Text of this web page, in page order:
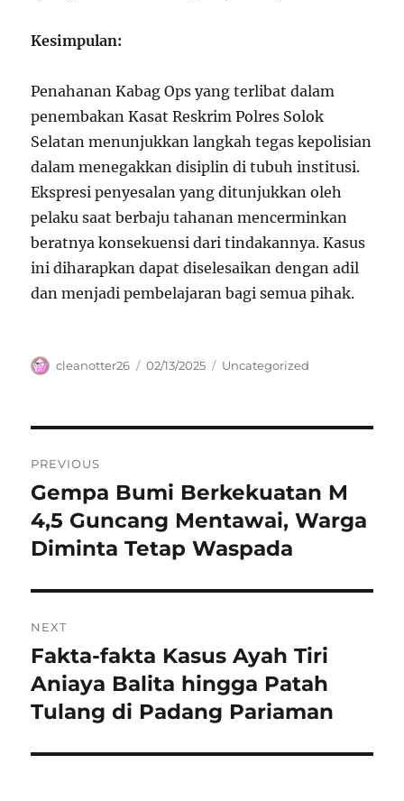
Kesimpulan:
Penahanan Kabag Ops yang terlibat dalam
penembakan Kasat Reskrim Polres Solok
Selatan menunjukkan langkah tegas kepolisian
dalam menegakkan disiplin di tubuh institusi.
Ekspresi penyesalan yang ditunjukkan oleh
pelaku saat berbaju tahanan mencerminkan
beratnya konsekuensi dari tindakannya. Kasus
ini diharapkan dapat diselesaikan dengan adil
dan menjadi pembelajaran bagi semua pihak.
Author
cleanotter26
Posted
02/13/2025 Categories
Uncategorized
pos
PREVIOUS
Previous
post:
Gempa Bumi Berkekuatan M
4,5 Guncang Mentawai, Warga
Diminta Tetap Waspada
NEXT
Next
post:
Fakta-fakta Kasus Ayah Tiri
Aniaya Balita hingga Patah
Tulang di Padang Pariaman